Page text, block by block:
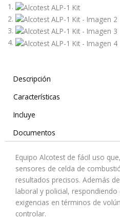
Descripción
Características
Incluye
Documentos
Equipo Alcotest de fácil uso
sensores de celda de
resultados precisos. Además
laboral y policial,
exigencias en términos de
controlar.